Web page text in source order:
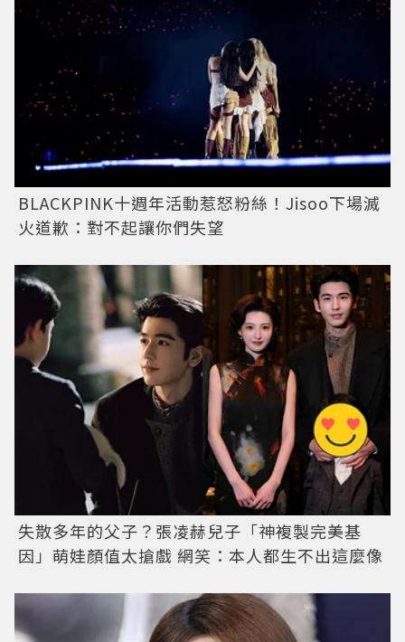
BLACKPINK十週年活動惹怒粉絲！Jisoo下場滅
火道歉：對不起讓你們失望
失散多年的父子？張凌赫兒子「神複製完美基
因」萌娃顏值太搶戲 網笑：本人都生不出這麼像